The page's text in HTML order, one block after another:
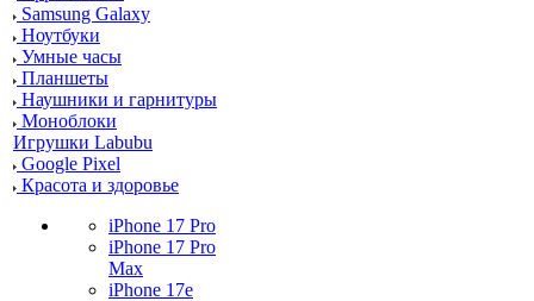
Samsung Galaxy
Ноутбуки
Умные часы
Планшеты
Наушники и гарнитуры
Моноблоки
Игрушки Labubu
Google Pixel
Красота и здоровье
iPhone 17 Pro
iPhone 17 Pro
Max
iPhone 17e